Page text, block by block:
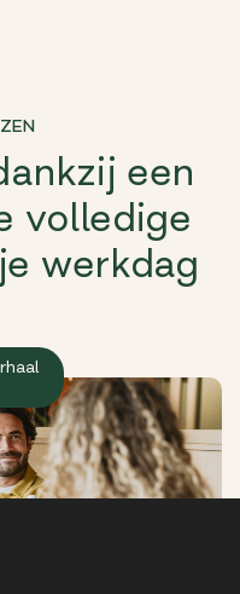
een
volledige
werkdag